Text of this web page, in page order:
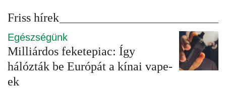
Friss hírek
Egészségünk
Milliárdos feketepiac: Így
hálózták be Európát a kínai vape-
ek